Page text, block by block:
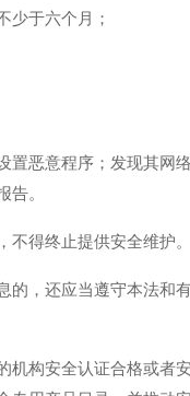
少于六个月；
恶意程序；发现其网络
。
得终止提供安全维护。
的，还应当遵守本法和
构安全认证合格或者